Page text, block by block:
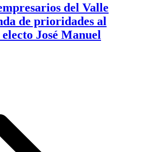
del Valle
de prioridades al
José Manuel